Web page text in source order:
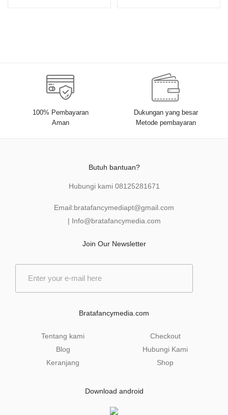
100% Pembayaran
Aman
Dukungan yang besar
Metode pembayaran
Butuh bantuan?
Hubungi kami 08125281671
Email:bratafancymediapt@gmail.com
| Info@bratafancymedia.com
Join Our Newsletter
Bratafancymedia.com
Tentang kami
Blog
Keranjang
Checkout
Hubungi Kami
Shop
Download android